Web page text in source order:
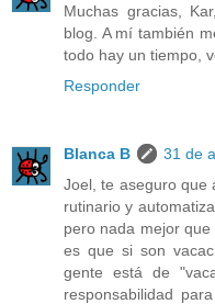
Muchas gracias,
blog. A mí también
todo hay un tiempo,
Responder
Blanca B
31 de
Joel, te aseguro que
rutinario y
pero nada mejor
es que si son
gente está de
responsabilidad